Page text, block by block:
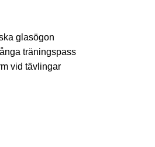
glasögon
träningspass
vid tävlingar